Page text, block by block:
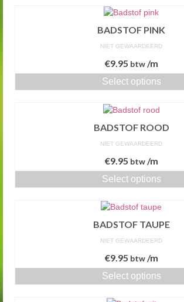
BADSTOF PINK
NIET GEWAARDEERD
€9.95 btw/m
Select options
BADSTOF ROOD
NIET GEWAARDEERD
€9.95 btw/m
Select options
BADSTOF TAUPE
NIET GEWAARDEERD
€9.95 btw/m
Select options